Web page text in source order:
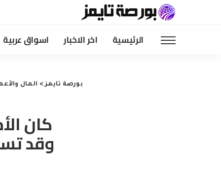
الرئيسية اخر الاخبار اسواق عربية
بورصة تايمز> المال
كان
وقد